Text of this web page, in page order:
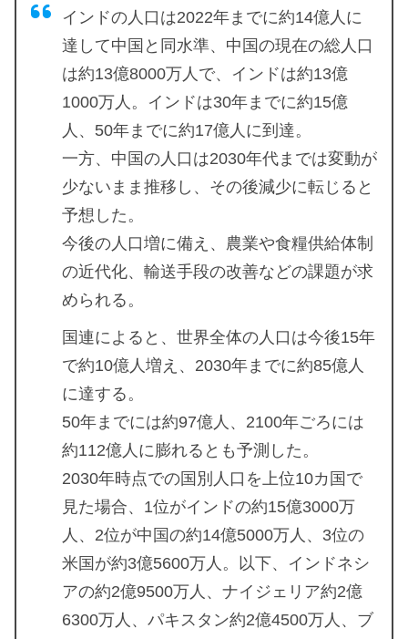
インドの人口は2022年までに約14億人に
達して中国と同水準、中国の現在の総人口
は約13億8000万人で、インドは約13億
1000万人。インドは30年までに約15億
人、50年までに約17億人に到達。
一方、中国の人口は2030年代までは変動が
少ないまま推移し、その後減少に転じると
予想した。
今後の人口増に備え、農業や食糧供給体制
の近代化、輸送手段の改善などの課題が求
められる。
国連によると、世界全体の人口は今後15年
で約10億人増え、2030年までに約85億人
に達する。
50年までには約97億人、2100年ごろには
約112億人に膨れるとも予測した。
2030年時点での国別人口を上位10カ国で
見た場合、1位がインドの約15億3000万
人、2位が中国の約14億5000万人、3位の
米国が約3億5600万人。以下、インドネシ
アの約2億9500万人、ナイジェリア約2億
6300万人、パキスタン約2億4500万人、ブ